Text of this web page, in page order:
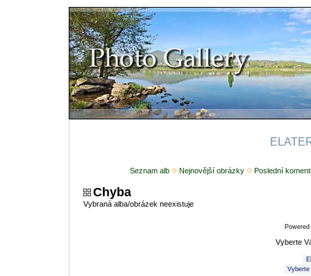
Seznam alb Nejnovější obrázky Poslední
Chyba
Vybraná alba/obrázek neexistuje
Vyberte